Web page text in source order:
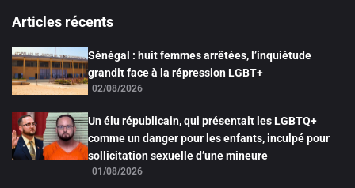
Articles récents
Sénégal : huit femmes arrêtées, l’inquiétude
grandit face à la répression LGBT+
02/08/2026
Un élu républicain, qui présentait les LGBTQ+
comme un danger pour les enfants, inculpé pour
sollicitation sexuelle d’une mineure
01/08/2026